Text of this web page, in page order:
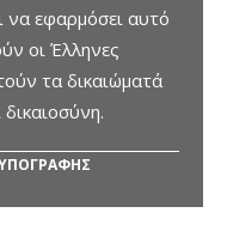
να εφαρμόσει αυτό
οι Έλληνες
τα δικαιώματά